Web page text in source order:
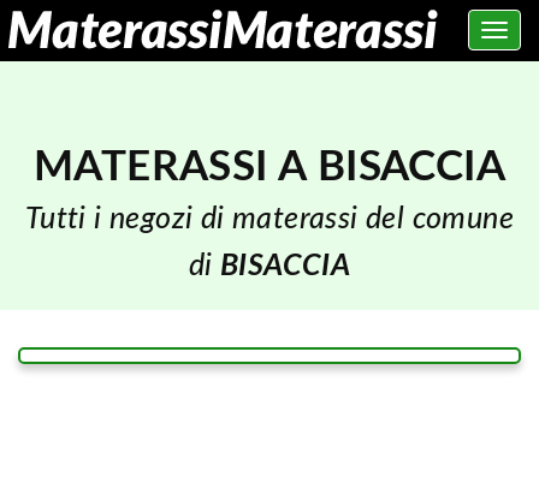
Toggle
MATERASSI A BISACCIA
Tutti i negozi di materassi del comune
di BISACCIA